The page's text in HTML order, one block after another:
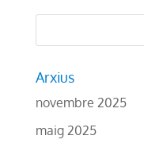
Arxius
novembre 2025
maig 2025